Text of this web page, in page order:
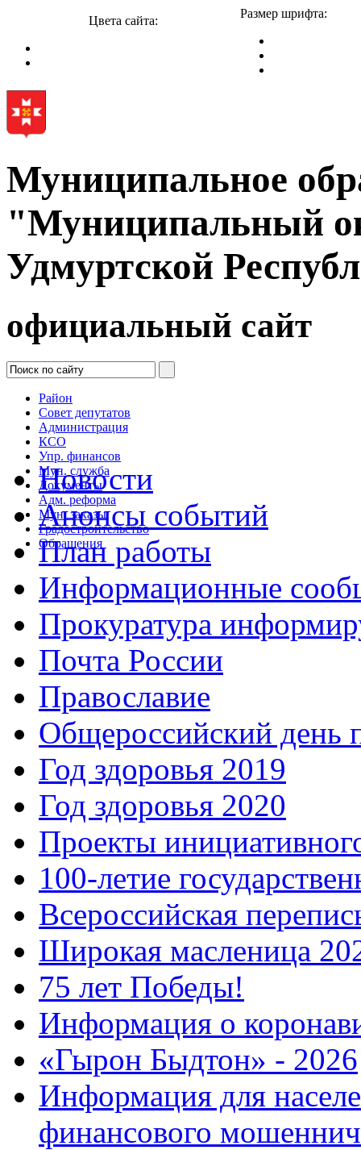
Цвета сайта:
Размер шрифта:
Муниципальное
"Муниципальный
Удмуртской
официальный сайт
Район
Совет депутатов
Администрация
КСО
Упр. финансов
Мун. служба
Документы
Адм. реформа
Мун. заказы
Градостроительство
Обращения
Новости
Анонсы событий
План работы
Информационные
Прокуратура
Почта России
Православие
Общероссийский день
Год здоровья 2019
Год здоровья 2020
Проекты
100-летие
Всероссийская
Широкая масленица
75 лет Победы!
Информация о
«Гырон Быдтон» - 2026
Информация для
финансового